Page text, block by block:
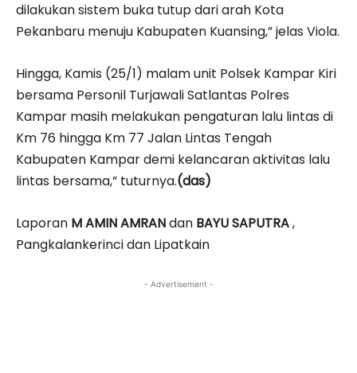
dilakukan sistem buka tutup dari arah Kota
Pekanbaru menuju Kabupaten Kuansing,” jelas Viola.
Hingga, Kamis (25/1) malam unit Polsek Kampar Kiri
bersama Personil Turjawali Satlantas Polres
Kampar masih melakukan pengaturan lalu lintas di
Km 76 hingga Km 77 Jalan Lintas Tengah
Kabupaten Kampar demi kelancaran aktivitas lalu
lintas bersama,” tuturnya.(das)
Laporan M AMIN AMRANdan BAYU SAPUTRA,
Pangkalankerinci dan Lipatkain
- Advertisement -